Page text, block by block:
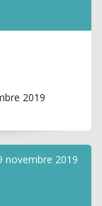
2019
novembre 2019